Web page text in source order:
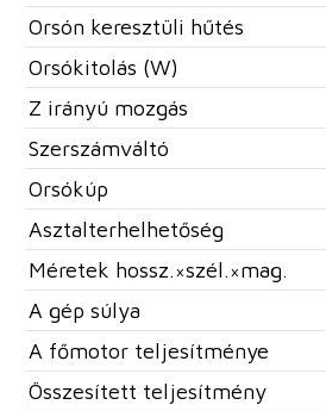
Orsón keresztüli hűtés
Orsókitolás (W)
Z irányú mozgás
Szerszámváltó
Orsókúp
Asztalterhelhetőség
Méretek hossz.×szél.×mag.
A gép súlya
A főmotor teljesítménye
Összesített teljesítmény